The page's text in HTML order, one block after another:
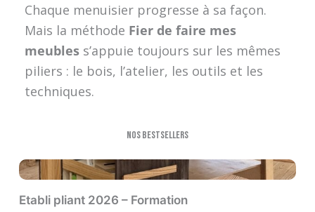
Chaque menuisier progresse à sa façon.
Mais la méthode Fier de faire mes
meubless’appuie toujours sur les mêmes
piliers : le bois, l’atelier, les outils et les
techniques.
Nos bestsellers
Etabli pliant 2026 – Formation